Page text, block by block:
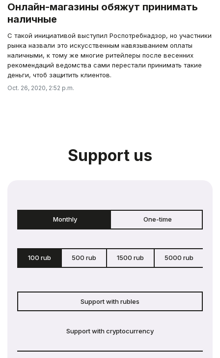
Онлайн-магазины обяжут принимать
наличные
С такой инициативой выступил Роспотребнадзор, но участники
рынка назвали это искусственным навязыванием оплаты
наличными, к тому же многие ритейлеры после весенних
рекомендаций ведомства сами перестали принимать такие
деньги, чтоб защитить клиентов.
Oct. 26, 2020, 2:52 p.m.
Support us
Monthly One-time
100 rub 500 rub 1500 rub 5000 rub
Support with rubles
Support with cryptocurrency